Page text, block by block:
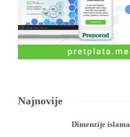
Najnovije
Dimenzije islama